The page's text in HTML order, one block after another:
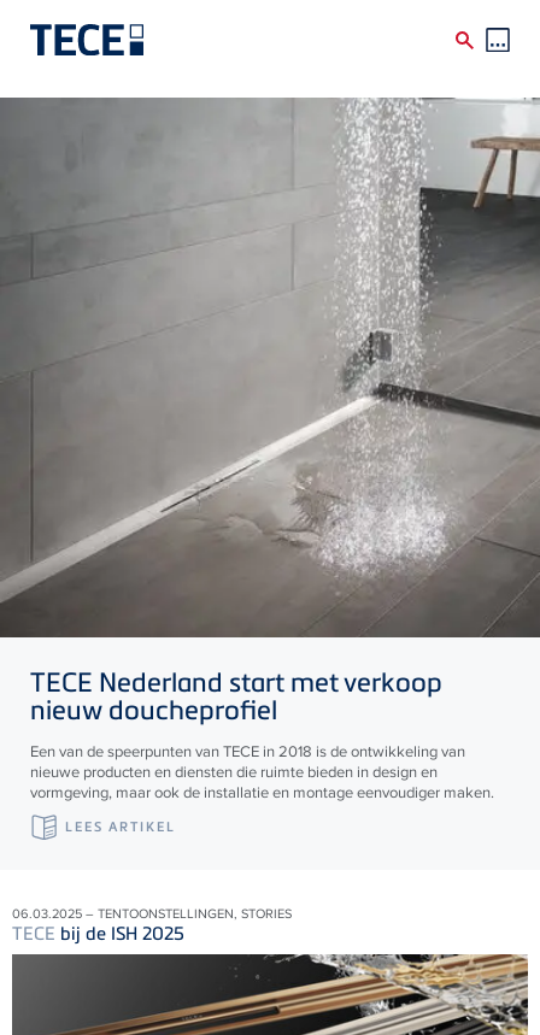
Skip to main content
TECE Nederland start met verkoop
nieuw doucheprofiel
Een van de speerpunten van TECE in 2018 is de ontwikkeling van
nieuwe producten en diensten die ruimte bieden in design en
vormgeving, maar ook de installatie en montage eenvoudiger maken.
LEES ARTIKEL
06.03.2025 – TENTOONSTELLINGEN, STORIES
TECE bij de ISH 2025